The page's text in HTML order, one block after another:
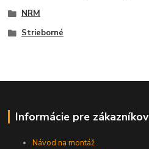
NRM
Strieborné
Informácie pre zákazníkov
Návod na montáž